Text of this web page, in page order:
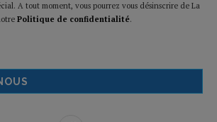
A tout moment, vous pourrez vous désinscrire de La
Politique de confidentialité.